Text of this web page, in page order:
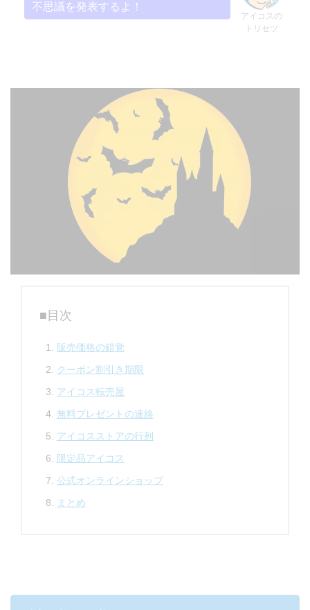
アイコスの
トリセツ
不思議を発表するよ！
■目次
販売価格の錯覚
クーポン割引き期限
アイコス転売屋
無料プレゼントの連絡
アイコスストアの行列
限定品アイコス
公式オンラインショップ
まとめ